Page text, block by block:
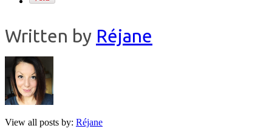
Written by Réjane
View all posts by: Réjane